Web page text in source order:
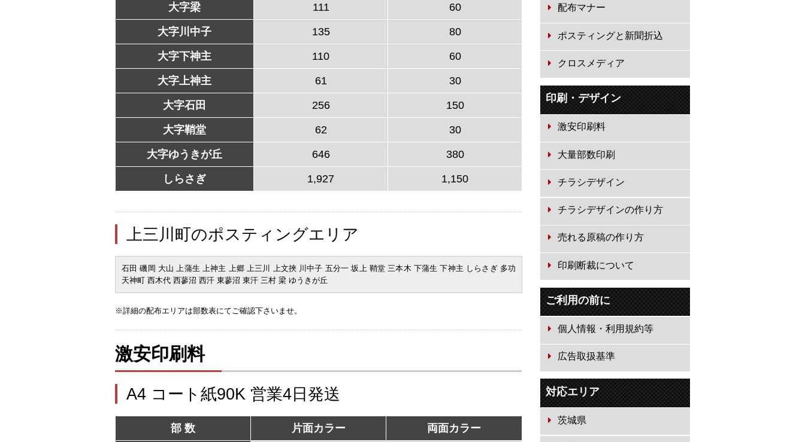
大字梁 111 60
大字川中子 135 80
大字下神主 110 60
大字上神主 61 30
大字石田 256 150
大字鞘堂 62 30
大字ゆうきが丘 646 380
しらさぎ 1,927 1,150
上三川町のポスティングエリア
石田 磯岡 大山 上蒲生 上神主 上郷 上三川 上文挾 川中子 五分一 坂上 鞘堂 三本木 下蒲生 下神主 しらさぎ 多功
天神町 西木代 西蓼沼 西汗 東蓼沼 東汗 三村 梁 ゆうきが丘
※詳細の配布エリアは部数表にてご確認下さいませ。
激安印刷料
A4 コート紙90K 営業4日発送
部 数 片面カラー 両面カラー
配布マナー
ポスティングと新聞折込
クロスメディア
印刷・デザイン
激安印刷料
大量部数印刷
チラシデザイン
チラシデザインの作り方
売れる原稿の作り方
印刷断裁について
ご利用の前に
個人情報・利用規約等
広告取扱基準
対応エリア
茨城県